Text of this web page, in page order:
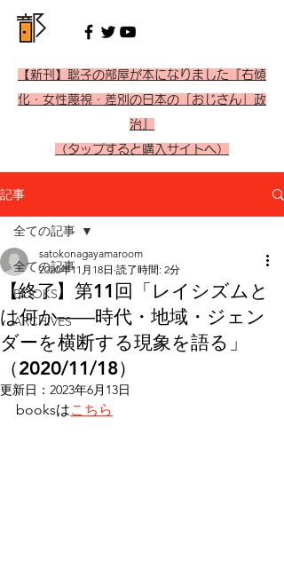
【新刊】聡子の部屋が本になりました『右傾
化・女性蔑視・差別の日本の「おじさん」政
治』
（タップすると購入サイトへ）
記事
全ての記事
BOOKS
ARCHIVES
全ての記事
【終了】第11回「レイシズムと
は何か――時代・地域・ジェン
ダーを横断する現象を語る」
（2020/11/18）
satokonagayamaroom
2020年11月18日 読了時間: 2分
更新日： 2023年6月13日
booksはこちら